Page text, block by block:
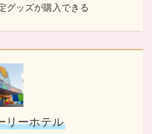
グッズが購入できる
リーホテル